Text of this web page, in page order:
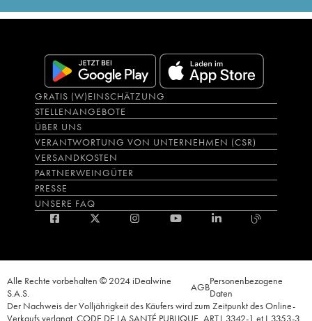
GRATIS (W)EINSCHÄTZUNG
STELLENANGEBOTE
ÜBER UNS
VERANTWORTUNG VON UNTERNEHMEN (CSR)
VERSANDKOSTEN
PARTNERWEINGÜTER
PRESSE
UNSERE FAQ
Alle Rechte vorbehalten © 2024 iDealwine
S.A.S.
AGBPersonenbezogene
Daten
Der Nachweis der Volljährigkeit des Käufers wird zum Zeitpunkt des Online-
Verkaufs verlangt. CODE DE LA SANTÉ PUBLIQUE, ART.L.3342-1 et L.3353-3